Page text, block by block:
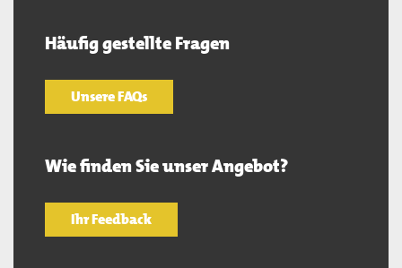
Häufig gestellte Fragen
Unsere FAQs
Wie finden Sie unser Angebot?
Ihr Feedback